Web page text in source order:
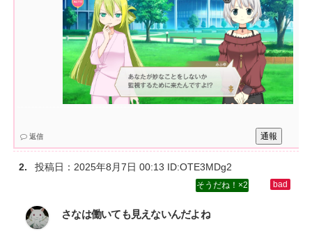
通報
返信
投稿日： 2025年8月7日 00:13 ID:OTE3MDg2
2
さなは働いても見えないんだよね